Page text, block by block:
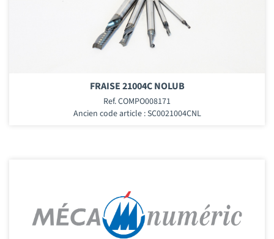
FRAISE 21004C NOLUB
Ref. COMPO008171
Ancien code article : SC0021004CNL